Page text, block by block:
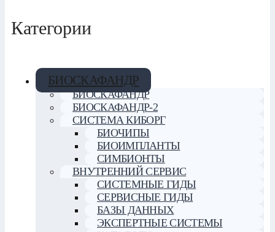
Категории
БИОСКАФАНДР
БИОСКАФАНДР
БИОСКАФАНДР-2
СИСТЕМА КИБОРГ
БИОЧИПЫ
БИОИМПЛАНТЫ
СИМБИОНТЫ
ВНУТРЕННИЙ СЕРВИС
СИСТЕМНЫЕ ГИДЫ
СЕРВИСНЫЕ ГИДЫ
БАЗЫ ДАННЫХ
ЭКСПЕРТНЫЕ СИСТЕМЫ